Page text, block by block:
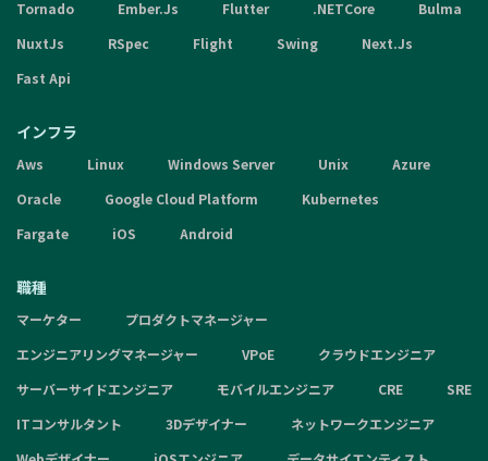
Tornado
Ember.Js Flutter .NETCore
Bulma
NuxtJs
RSpec Flight Swing
Next.Js
Fast Api
インフラ
Aws Linux Windows Server Unix
Azure
Oracle
Google Cloud Platform
Kubernetes
Fargate
iOS Android
職種
マーケター
プロダクトマネージャー
エンジニアリングマネージャー
VPoE
クラウドエンジニア
サーバーサイドエンジニア
モバイルエンジニア CRE
SRE
ITコンサルタント
3Dデザイナー
ネットワークエンジニア